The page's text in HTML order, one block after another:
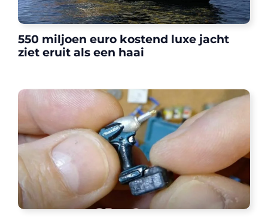
550 miljoen euro kostend luxe jacht
ziet eruit als een haai